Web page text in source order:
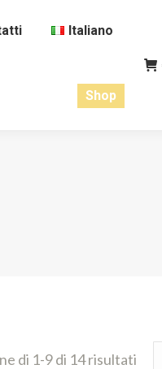
Italiano
Shop
di 1-9 di 14 risultati